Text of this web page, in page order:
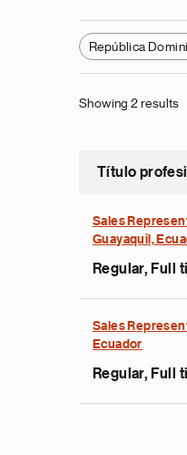
República
Showing 2 results
Título
Sales
Guayaquil,
Regular, Full
Sales
Ecuador
Regular, Full